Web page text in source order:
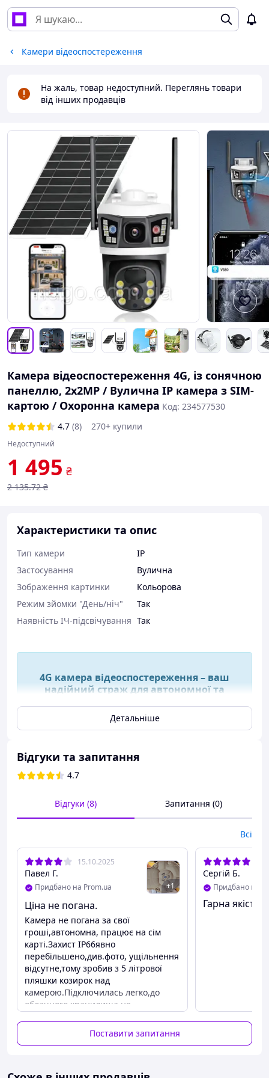
Камери відеоспостереження
На жаль, товар недоступний. Переглянь товари
від інших продавців
Камера відеоспостереження 4G, із сонячною
панеллю, 2x2MP / Вулична IP камера з SIM-
картою / Охоронна камера Код: 234577530
4.7 (8) 270+ купили
Недоступний
1 495 ₴
2 135.72 ₴
Характеристики та опис
Тип камери
IP
Застосування
Вулична
Зображення картинки
Кольорова
Режим зйомки "День/ніч"
Так
Наявність ІЧ-підсвічування Так
4G камера відеоспостереження – ваш
надійний страж для автономної та
Переваги:
Повна автономність завдяки живленню від
сонячної панелі.
точки світу через зручний додаток.
Точне виявлення руху завдяки подвійному
Детальніше
Відгуки та запитання
4.7
Відгуки (8) Запитання (0)
Всі
15.10.2025
Павел Г.
Придбано на Prom.ua +1
Ціна не погана.
Камера не погана за свої
гроші,автономна, працює на сім
карті.Захист ІР66явно
перебільшено,див.фото, ущільнення
відсутне,тому зробив з 5 літрової
пляшки козирок над
камерою.Підключилась легко,до
облачного хранилища не
перекидуе на якийсь руснявий банк
і оплату блокує,тому користуюсь
Сергій Б.
Придбано на
Гарна якість
Поставити запитання